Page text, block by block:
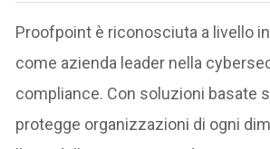
Proofpoint è riconosciuta a livello
come azienda leader nella
compliance. Con soluzioni basate
protegge organizzazioni di ogni